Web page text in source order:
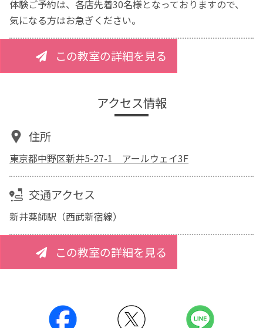
体験ご予約は、各店先着30名様となっておりますので、
気になる方はお急ぎください。
この教室の詳細を見る
アクセス情報
住所
東京都中野区新井5-27-1 アールウェイ3F
交通アクセス
新井薬師駅（西武新宿線）
この教室の詳細を見る